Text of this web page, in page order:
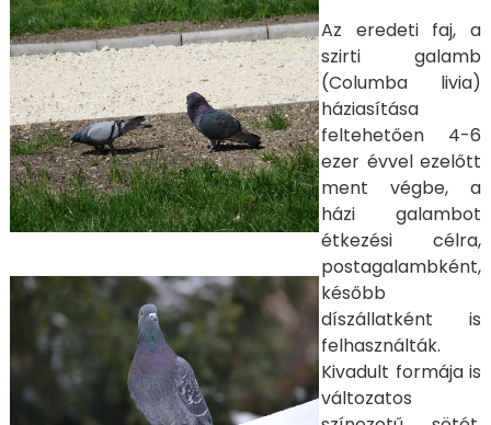
Az eredeti faj, a
szirti galamb
(Columba livia)
háziasítása
feltehetően 4-6
ezer évvel ezelőtt
ment végbe, a
házi galambot
étkezési célra,
postagalambként,
később
díszállatként is
felhasználták.
Kivadult formája is
változatos